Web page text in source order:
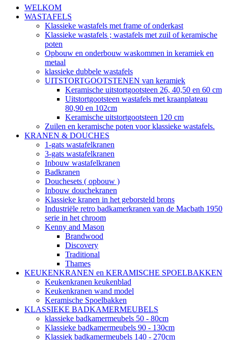
WELKOM
WASTAFELS
Klassieke wastafels met frame of onderkast
Klassieke wastafels ; wastafels met zuil of keramische
poten
Opbouw en onderbouw waskommen in keramiek en
metaal
klassieke dubbele wastafels
UITSTORTGOOTSTENEN van keramiek
Keramische uitstortgootsteen 26, 40,50 en 60 cm
Uitstortgootsteen wastafels met kraanplateau
80,90 en 102cm
Keramische uitstortgootsteen 120 cm
Zuilen en keramische poten voor klassieke wastafels.
KRANEN & DOUCHES
1-gats wastafelkranen
3-gats wastafelkranen
Inbouw wastafelkranen
Badkranen
Douchesets ( opbouw )
Inbouw douchekranen
Klassieke kranen in het geborsteld brons
Industriële retro badkamerkranen van de Macbath 1950
serie in het chroom
Kenny and Mason
Brandwood
Discovery
Traditional
Thames
KEUKENKRANEN en KERAMISCHE SPOELBAKKEN
Keukenkranen keukenblad
Keukenkranen wand model
Keramische Spoelbakken
KLASSIEKE BADKAMERMEUBELS
klassieke badkamermeubels 50 - 80cm
Klassieke badkamermeubels 90 - 130cm
Klassiek badkamermeubels 140 - 270cm